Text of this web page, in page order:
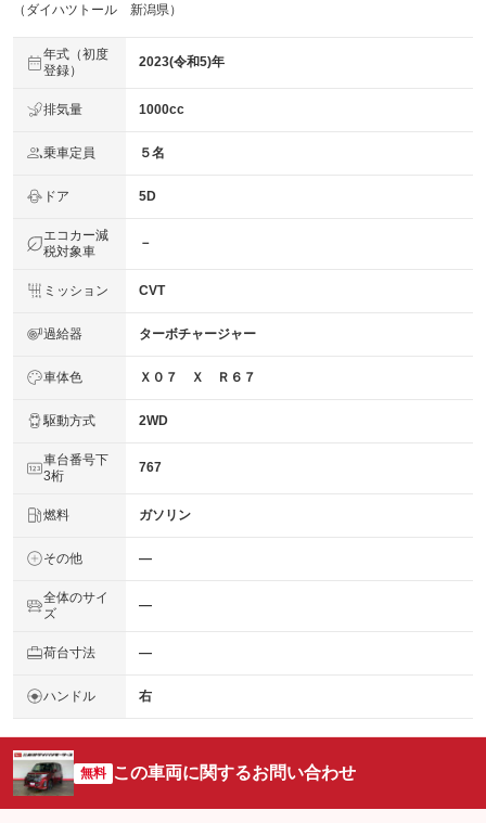
（ダイハツトール 新潟県）
年式（初度
登録）
2023(令和5)年
排気量 1000cc
乗車定員 ５名
ドア 5D
エコカー減
税対象車
－
ミッション CVT
過給器 ターボチャージャー
車体色 Ｘ０７ Ｘ Ｒ６７
駆動方式 2WD
車台番号下
3桁
767
燃料 ガソリン
その他 ―
全体のサイ
ズ
―
荷台寸法 ―
ハンドル 右
無料 この車両に関するお問い合わせ